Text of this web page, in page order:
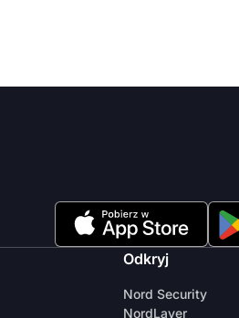
Odkryj
Nord Security
NordLayer